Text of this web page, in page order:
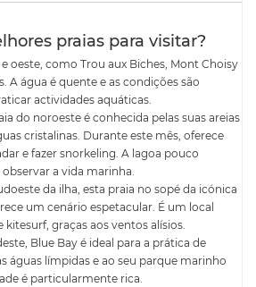
praias para visitar?
oeste, como Trou aux Biches, Mont Choisy
A água é quente e as condições são
actividades aquáticas.
do noroeste é conhecida pelas suas areias
cristalinas. Durante este mês, oferece
e fazer snorkeling. A lagoa pouco
a vida marinha.
da ilha, esta praia no sopé da icónica
um cenário espetacular. É um local
graças aos ventos alísios.
Blue Bay é ideal para a prática de
águas límpidas e ao seu parque marinho
é particularmente rica.